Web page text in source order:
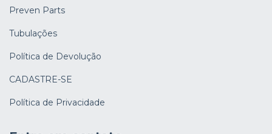
Preven Parts
Tubulações
Política de Devolução
CADASTRE-SE
Política de Privacidade